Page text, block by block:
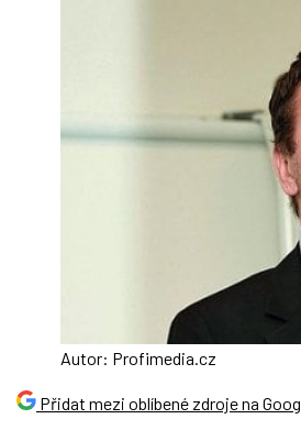
Autor: Profimedia.cz
Přidat mezi oblíbené zdroje na